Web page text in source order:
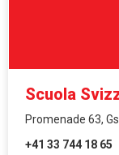
Scuola
Promenade 63,
+41 33 744 18 65